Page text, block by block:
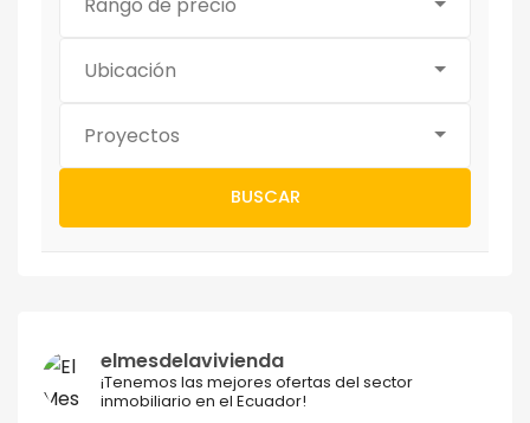
Ubicación
Proyectos
BUSCAR
elmesdelavivienda
¡Tenemos las mejores ofertas del sector
inmobiliario en el Ecuador!